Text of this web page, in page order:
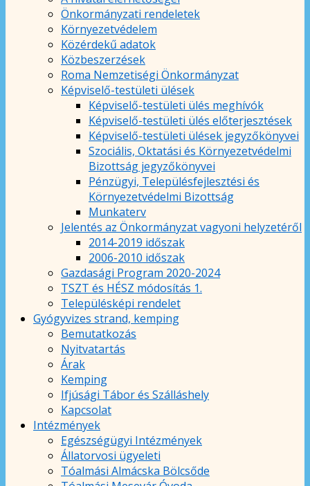
Önkormányzati rendeletek
Környezetvédelem
Közérdekű adatok
Közbeszerzések
Roma Nemzetiségi Önkormányzat
Képviselő-testületi ülések
Képviselő-testületi ülés meghívók
Képviselő-testületi ülés előterjesztések
Képviselő-testületi ülések jegyzőkönyvei
Szociális, Oktatási és Környezetvédelmi
Bizottság jegyzőkönyvei
Pénzügyi, Településfejlesztési és
Környezetvédelmi Bizottság
Munkaterv
Jelentés az Önkormányzat vagyoni helyzetéről
2014-2019 időszak
2006-2010 időszak
Gazdasági Program 2020-2024
TSZT és HÉSZ módosítás 1.
Településképi rendelet
Gyógyvizes strand, kemping
Bemutatkozás
Nyitvatartás
Árak
Kemping
Ifjúsági Tábor és Szálláshely
Kapcsolat
Intézmények
Egészségügyi Intézmények
Állatorvosi ügyeleti
Tóalmási Almácska Bölcsőde